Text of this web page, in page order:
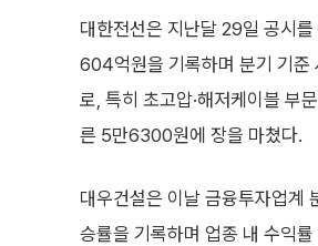
대한전선은 지난달 29일 공시
604억원을 기록하며 분기 기준
로, 특히 초고압·해저케이블 부
른 5만6300원에 장을 마쳤다.
대우건설은 이날 금융투자업계
승률을 기록하며 업종 내 수익